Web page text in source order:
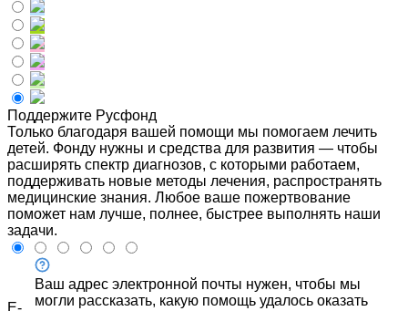
Поддержите Русфонд
Только благодаря вашей помощи мы помогаем лечить
детей. Фонду нужны и средства для развития — чтобы
расширять спектр диагнозов, с которыми работаем,
поддерживать новые методы лечения, распространять
медицинские знания. Любое ваше пожертвование
поможет нам лучше, полнее, быстрее выполнять наши
задачи.
E-
Ваш адрес электронной почты нужен, чтобы мы
могли рассказать, какую помощь удалось оказать